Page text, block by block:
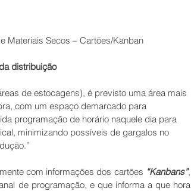
de Materiais Secos – Cartões/Kanban
distribuição
de estocagens), é previsto uma área mais
com um espaço demarcado para
programação de horário naquele dia para
minimizando possíveis de gargalos no
com informações dos cartões “Kanbans”,
de programação, e que informa a que hora